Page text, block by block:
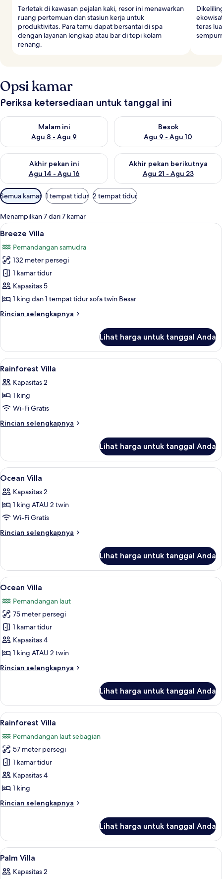
Terletak di kawasan pejalan kaki, resor ini menawarkan
ruang pertemuan dan stasiun kerja untuk
produktivitas. Para tamu dapat bersantai di spa
dengan layanan lengkap atau bar di tepi kolam
renang.
teras
Opsi kamar
Periksa ketersediaan untuk tanggal ini
Malam ini
Agu 8 - Agu 9
Periksa ketersediaan untuk malam ini Agu 8 - Agu 9
Besok
Agu 9 - Agu 10
Periksa ketersediaan untuk
Akhir pekan ini
Agu 14 - Agu 16
Periksa ketersediaan untuk akhir pekan ini Agu 14 - Agu 16
Akhir pekan berikutnya
Agu 21 - Agu 23
Periksa ketersediaan untuk
Filter
tersedia
untuk
kamar
Semua kamar 1 tempat tidur 2 tempat tidur
Menampilkan 7 dari 7 kamar
Lihat
semua
foto
untuk
Breeze
Villa
Breeze Villa | Seprai Frette Italia,
12
Breeze Villa
Pemandangan samudra
132 meter persegi
1 kamar tidur
Kapasitas 5
1 king dan 1 tempat tidur sofa twin Besar
Rincian selengkapnya
Rincian
Breeze
Villa
Lihat harga untuk tanggal Anda
Lihat
semua
foto
untuk
Rainforest
Villa
Seprai Frette Italia, seprai premium,
14
Rainforest Villa
Kapasitas 2
1 king
Wi-Fi Gratis
Rincian selengkapnya
Rincian
Rainforest
Villa
Lihat harga untuk tanggal Anda
Lihat
semua
foto
untuk
Ocean
Villa
Seprai Frette Italia, seprai premium,
17
Ocean Villa
Kapasitas 2
1 king ATAU 2 twin
Wi-Fi Gratis
Rincian selengkapnya
Rincian
Ocean
Villa
Lihat harga untuk tanggal Anda
Lihat
semua
foto
untuk
Ocean
Villa
Ocean Villa | Seprai Frette Italia,
8
Ocean Villa
Pemandangan laut
75 meter persegi
1 kamar tidur
Kapasitas 4
1 king ATAU 2 twin
Rincian selengkapnya
Rincian
Ocean
Villa
Lihat harga untuk tanggal Anda
Lihat
semua
foto
untuk
Rainforest
Villa
Rainforest Villa | Seprai Frette Italia,
6
Rainforest Villa
Pemandangan laut sebagian
57 meter persegi
1 kamar tidur
Kapasitas 4
1 king
Rincian selengkapnya
Rincian
Rainforest
Villa
Lihat harga untuk tanggal Anda
Lihat
semua
foto
Seprai Frette Italia, seprai premium,
4
Palm Villa
Kapasitas 2